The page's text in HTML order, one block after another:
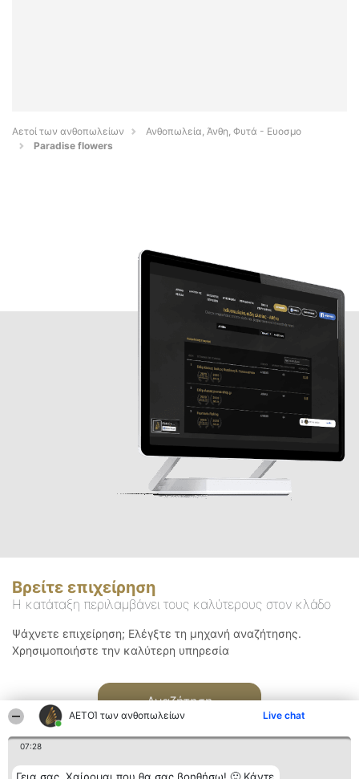
ΑΕΤΟΊ των ανθοπωλείων Live chat
07:28
Αετοί των ανθοπωλείων
Ανθοπωλεία, Άνθη, Φυτά - Ευοσμο
Paradise flowers
Βρείτε επιχείρηση
Η κατάταξη περιλαμβάνει τους καλύτερους στον κλάδο
Ψάχνετε επιχείρηση; Ελέγξτε τη μηχανή αναζήτησης.
Χρησιμοποιήστε την καλύτερη υπηρεσία
Αναζήτηση